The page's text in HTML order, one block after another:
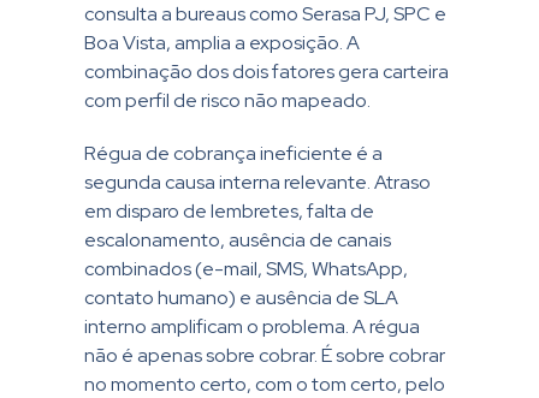
consulta a bureaus como Serasa PJ, SPC e
Boa Vista, amplia a exposição. A
combinação dos dois fatores gera carteira
com perfil de risco não mapeado.
Régua de cobrança ineficiente é a
segunda causa interna relevante. Atraso
em disparo de lembretes, falta de
escalonamento, ausência de canais
combinados (e-mail, SMS, WhatsApp,
contato humano) e ausência de SLA
interno amplificam o problema. A régua
não é apenas sobre cobrar. É sobre cobrar
no momento certo, com o tom certo, pelo